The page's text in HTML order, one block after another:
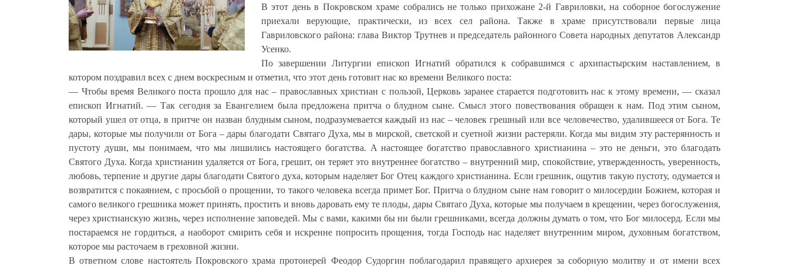
В этот день в Покровском храме собралисьне только прихожане 2-й Гавриловки, на соборное богослужение
приехали верующие, практически, из всех сел района. Также в храме присутствовали первые лица
Гавриловского района: глава Виктор Трутнев и председатель районного Совета народных депутатов Александр
Усенко.
По завершении Литургии епископ Игнатий обратился к собравшимся с архипастырским наставлением, в
котором поздравил всех с днем воскресным и отметил, что этот день готовит нас ко времени Великого поста:
— Чтобы время Великого поста прошло для нас – православных христиан с пользой, Церковь заранее старается подготовить нас к этому времени, — сказал
епископ Игнатий. — Так сегодня за Евангелием была предложена притча о блудном сыне. Смысл этого повествования обращен к нам. Под этим сыном,
который ушел от отца, в притче он назван блудным сыном, подразумевается каждый из нас – человек грешный или все человечество, удалившееся от Бога. Те
дары, которые мы получили от Бога – дары благодати Святаго Духа, мы в мирской, светской и суетной жизни растеряли. Когда мы видим эту растерянность и
пустоту души, мы понимаем, что мы лишились настоящего богатства. А настоящее богатство православного христианина – это не деньги, это благодать
Святого Духа. Когда христианин удаляется от Бога, грешит, он теряет это внутреннее богатство – внутренний мир, спокойствие, утвержденность, уверенность,
любовь, терпение и другие дары благодати Святого духа, которым наделяет Бог Отец каждого христианина. Если грешник, ощутив такую пустоту, одумается и
возвратится с покаянием, с просьбой о прощении, то такого человека всегда примет Бог. Притча о блудном сыне нам говорит о милосердии Божием, которая и
самого великого грешника может принять, простить и вновь даровать ему те плоды, дары Святаго Духа, которые мы получаем в крещении, через богослужения,
через христианскую жизнь, через исполнение заповедей. Мы с вами, какими бы ни были грешниками, всегда должны думать о том, что Бог милосерд. Если мы
постараемся не гордиться, а наоборот смирить себя и искренне попросить прощения, тогда Господь нас наделяет внутренним миром, духовным богатством,
которое мы расточаем в греховной жизни.
В ответном слове настоятель Покровского храма протоиерей Феодор Судоргин поблагодарил правящего архиерея за соборную молитву и от имени всех